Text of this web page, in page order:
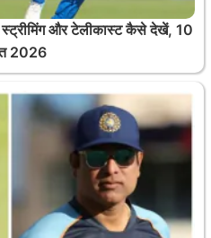
और टेलीकास्ट कैसे देखें, 10
2026